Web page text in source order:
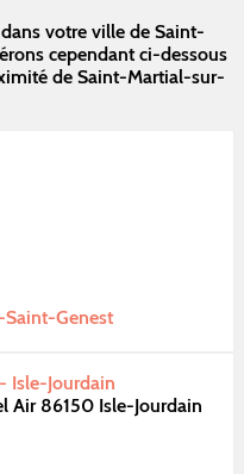
votre ville de Saint-
cependant ci-dessous
de Saint-Martial-sur-
Genest
Isle-Jourdain
Air 86150 Isle-Jourdain